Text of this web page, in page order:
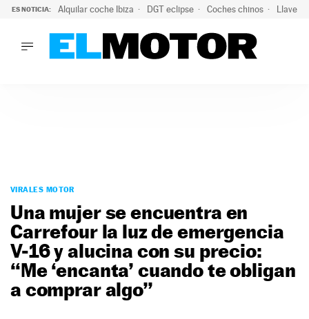
ES NOTICIA: Alquilar coche Ibiza DGT eclipse Coches chinos Llaves
PODCAST
MOTOS
TECNOLOGÍA
SUPERCOCHES
MOTORTV
SERVICIOS
VIRALES MOTOR
Una mujer se encuentra en
Carrefour la luz de emergencia
V-16 y alucina con su precio:
“Me ‘encanta’ cuando te obligan
a comprar algo”